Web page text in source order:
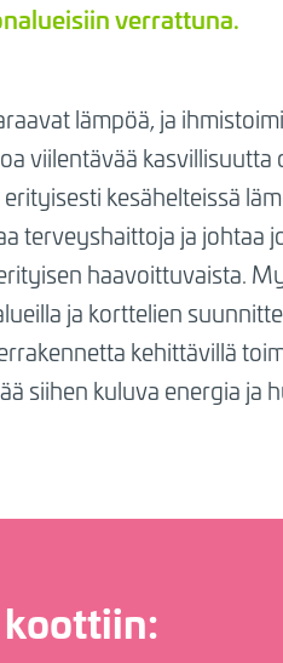
verrattuna.
lämpöä, ja
viilentävää
kesähelteissä
terveyshaittoja ja johtaa
haavoittuvaista.
ja korttelien
kehittävillä
siihen kuluva energia ja